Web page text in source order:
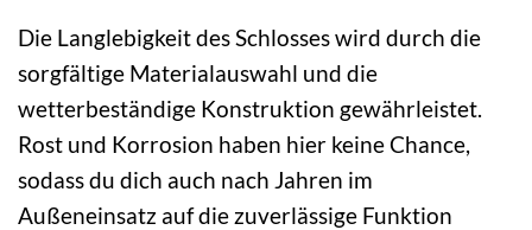
Die Langlebigkeit des Schlosses wird durch die
sorgfältige Materialauswahl und die
wetterbeständige Konstruktion gewährleistet.
Rost und Korrosion haben hier keine Chance,
sodass du dich auch nach Jahren im
Außeneinsatz auf die zuverlässige Funktion